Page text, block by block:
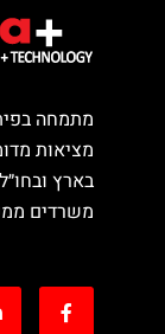
מתמחה
בארץ
משרדים